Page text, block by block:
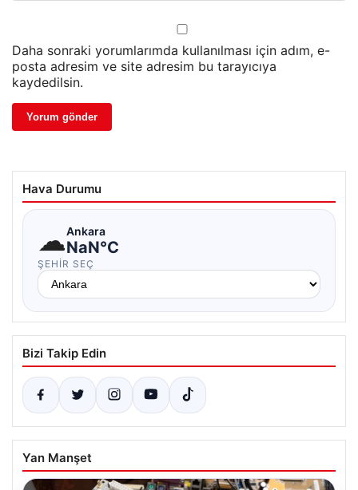
Daha sonraki yorumlarımda kullanılması için adım, e-
posta adresim ve site adresim bu tarayıcıya
kaydedilsin.
Hava Durumu
☁Ankara
NaN°C
ŞEHIR SEÇ
Bizi Takip Edin
Yan Manşet